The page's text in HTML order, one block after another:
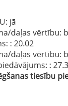
jā
daļas vērtību:
: 20.02
daļas vērtību:
: 27.3
tiesību